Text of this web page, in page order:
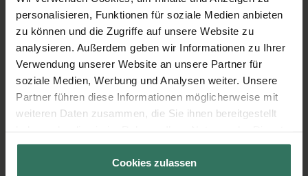
personalisieren, Funktionen für soziale Medien anbieten
zu können und die Zugriffe auf unsere Website zu
analysieren. Außerdem geben wir Informationen zu Ihrer
Verwendung unserer Website an unsere Partner für
soziale Medien, Werbung und Analysen weiter. Unsere
Partner führen diese Informationen möglicherweise mit
weiteren Daten zusammen, die Sie ihnen bereitgestellt
gesammelt haben.
Cookies zulassen
auflöst.
Tipps, Hinweise und Definitionen
Nord-/ Ostsee
Seebestattungsurne